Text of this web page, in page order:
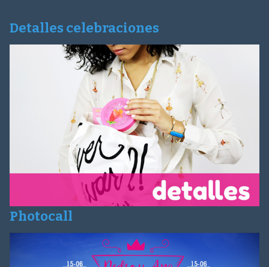
Detalles celebraciones
Photocall